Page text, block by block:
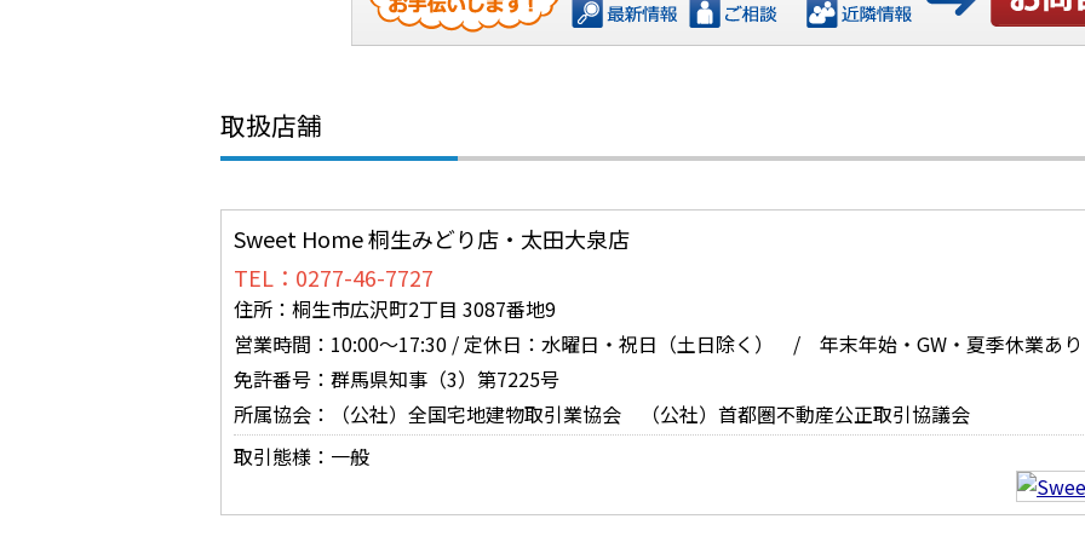
お問い合
取扱店舗
Sweet Home 桐生みどり店・太田大泉店
TEL：0277-46-7727
住所：桐生市広沢町2丁目 3087番地9
営業時間：10:00～17:30 / 定休日：水曜日・祝日（土日除く） / 年末年始・GW・夏季休業あり
免許番号：群馬県知事（3）第7225号
所属協会：（公社）全国宅地建物取引業協会 （公社）首都圏不動産公正取引協議会
取引態様：一般